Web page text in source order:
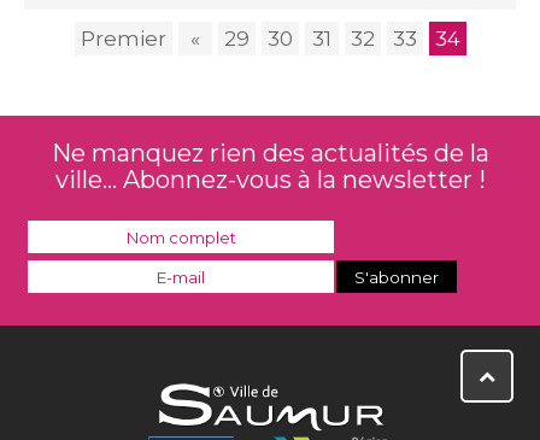
Premier « 29 30 31 32 33 34
Ne manquez rien des actualités de la
ville... Abonnez-vous à la newsletter !